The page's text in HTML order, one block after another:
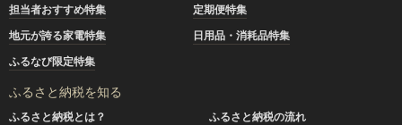
担当者おすすめ特集
定期便特集
地元が誇る家電特集
日用品・消耗品特集
ふるなび限定特集
ふるさと納税を知る
ふるさと納税とは？
ふるさと納税の流れ